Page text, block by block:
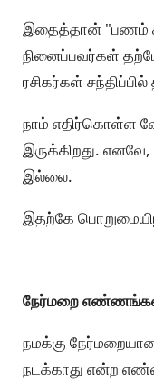
இதைத்தான் "பணம்
நினைப்பவர்கள்
ரசிகர்கள்
நாம் எதிர்கொள்ள
இருக்கிறது.
இல்லை.
இதற்கே
நேர்மறை
நமக்கு
நடக்காது என்ற